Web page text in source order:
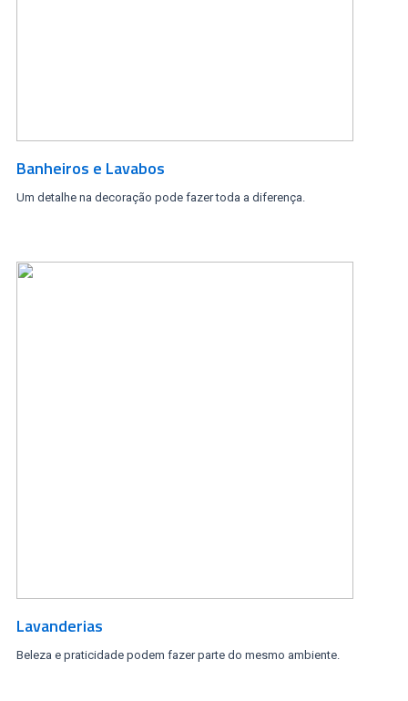
Banheiros e Lavabos
Um detalhe na decoração pode fazer toda a diferença.
Lavanderias
Beleza e praticidade podem fazer parte do mesmo ambiente.